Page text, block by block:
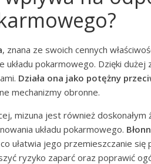
, znana ze swoich cennych
układu pokarmowego. Dzięki dużej
Działa ona jako potężny
mechanizmy obronne.
mizuna jest również doskonałym
układu pokarmowego.
ułatwia jego przemieszczanie się
ryzyko zaparć oraz poprawić